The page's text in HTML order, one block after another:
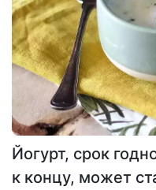
Йогурт, срок
к концу, может